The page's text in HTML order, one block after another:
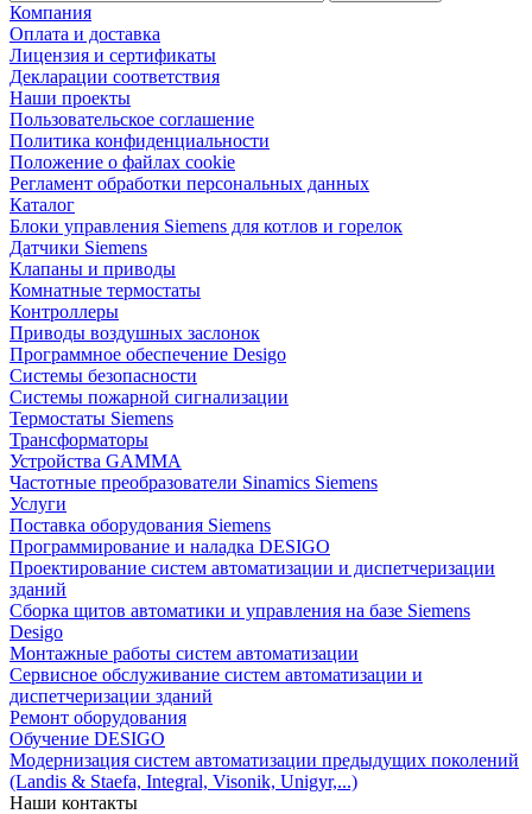
Компания
Оплата и доставка
Лицензия и сертификаты
Декларации соответствия
Наши проекты
Пользовательское соглашение
Политика конфиденциальности
Положение о файлах cookie
Регламент обработки персональных данных
Каталог
Блоки управления Siemens для котлов и горелок
Датчики Siemens
Клапаны и приводы
Комнатные термостаты
Контроллеры
Приводы воздушных заслонок
Программное обеспечение Desigo
Системы безопасности
Системы пожарной сигнализации
Термостаты Siemens
Трансформаторы
Устройства GAMMA
Частотные преобразователи Sinamics Siemens
Услуги
Поставка оборудования Siemens
Программирование и наладка DESIGO
Проектирование систем автоматизации и диспетчеризации
зданий
Сборка щитов автоматики и управления на базе Siemens
Desigo
Монтажные работы систем автоматизации
Сервисное обслуживание систем автоматизации и
диспетчеризации зданий
Ремонт оборудования
Обучение DESIGO
Модернизация систем автоматизации предыдущих поколений
(Landis & Staefa, Integral, Visonik, Unigyr,...)
Наши контакты